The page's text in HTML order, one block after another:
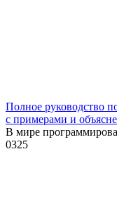
Полное руководство
с примерами и
В мире
0325